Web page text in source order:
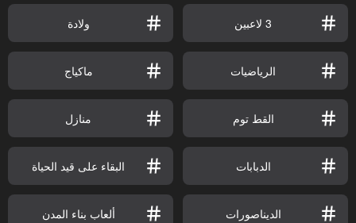
3 لاعبين ولادة
الرياضيات ماكياج
القط توم منازل
الدبابات البقاء على قيد الحياة
الديناصورات ألعاب بناء المدن